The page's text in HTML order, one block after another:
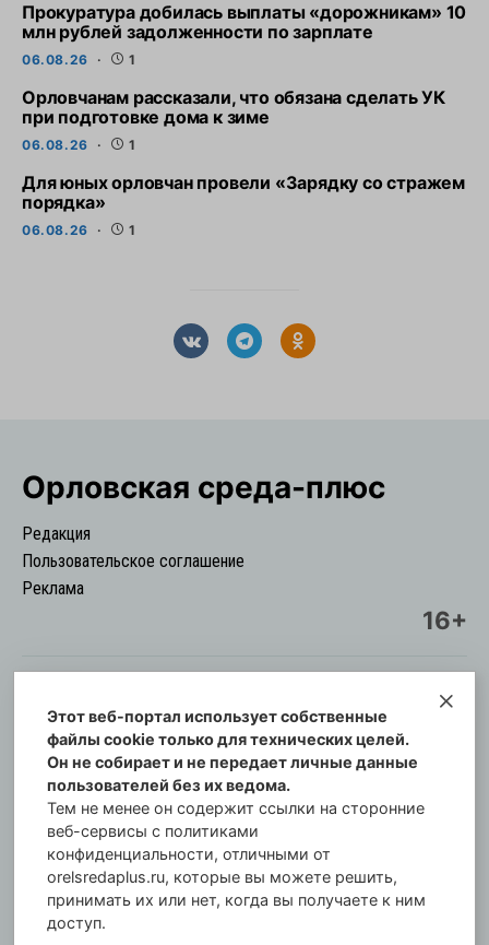
Прокуратура добилась выплаты «дорожникам» 10
млн рублей задолженности по зарплате
06.08.26 1
Орловчанам рассказали, что обязана сделать УК
при подготовке дома к зиме
06.08.26 1
Для юных орловчан провели «Зарядку со стражем
порядка»
06.08.26 1
Орловская cреда-плюс
Редакция
Пользовательское соглашение
Реклама
16+
© Информационный городской портал
Орловская cреда-плюс, 2021-2026
Свидетельство о регистрации СМИ: ПИ №57-
00254 от 29 октября 2013 г.
Газета зарегистрирована Управлением
Федеральной службы по надзору в сфере связи,
информационных технологий и массовых
коммуникаций по Орловской области.
Главный редактор: Татьяна Филёва
Этот веб-портал использует собственные
файлы cookie только для технических целей.
Он не собирает и не передает личные данные
пользователей без их ведома.
Тем не менее он содержит ссылки на сторонние
веб-сервисы с политиками
конфиденциальности, отличными от
orelsredaplus.ru, которые вы можете решить,
принимать их или нет, когда вы получаете к ним
доступ.